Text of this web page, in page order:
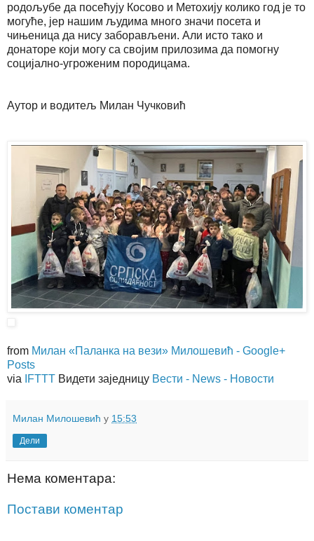
родољубе да посећују Косово и Метохију колико год је то
могуће, јер нашим људима много значи посета и
чињеница да нису заборављени. Али исто тако и
донаторе који могу са својим прилозима да помогну
социјално-угроженим породицама.
Аутор и водитељ Милан Чучковић
from Милан «Паланка на вези» Милошевић - Google+
Posts
via
IFTTT Видети заједницу Вести - News - Новости
Милан Милошевић у 15:53
Дели
Нема коментара:
Постави коментар